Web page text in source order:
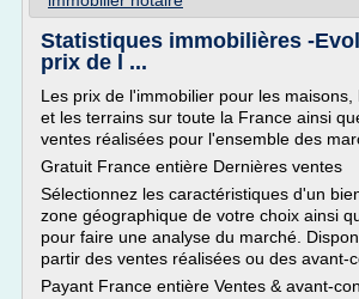
Statistiques immobilières -
prix de l ...
Les prix de l'immobilier pour les
et les terrains sur toute la France ainsi
ventes réalisées pour l'ensemble des
Gratuit France entière Dernières ventes
Sélectionnez les caractéristiques d'un
zone géographique de votre choix ainsi
pour faire une analyse du marché.
partir des ventes réalisées ou des avant-
Payant France entière Ventes & avant-